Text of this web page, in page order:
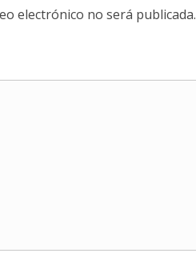
electrónico no será publicada.